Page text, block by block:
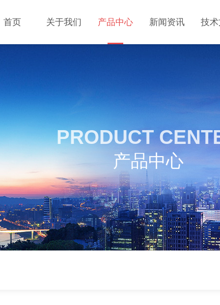
首页 关于我们 产品中心 新闻资讯 技
PRODUCT
产品中心